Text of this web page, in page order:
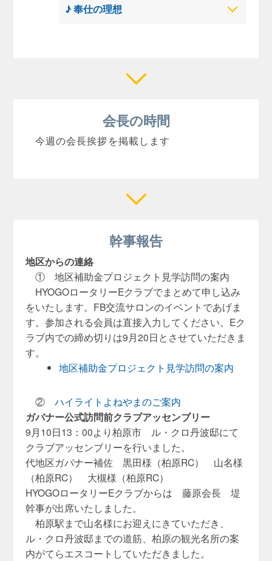
♪ 奉仕の理想
会長の時間
今週の会長挨拶を掲載します
幹事報告
地区からの連絡
① 地区補助金プロジェクト見学訪問の案内
HYOGOロータリーEクラブでまとめて申し込み
をいたします。 FB交流サロンのイベントであげま
す。参加される会員は直接入力してください。 Eク
ラブ内での締め切りは9月20日とさせていただきま
す。
地区補助金プロジェクト見学訪問の案内
②ハイライトよねやまのご案内
ガバナー公式訪問前クラブアッセンブリー
9月10日13：00より柏原市 ル・クロ丹波邸にて
クラブアッセンブリーを行いました。
代地区ガバナー補佐 黒田様（柏原RC） 山名様
（柏原RC） 大槻様（柏原RC）
HYOGOロータリーEクラブからは 藤原会長 堤
幹事が出席いたしました。
柏原駅まで山名様にお迎えにきていただき、
ル・ クロ丹波邸までの道筋、柏原の観光名所の案
内がてらエスコートしていただきました。